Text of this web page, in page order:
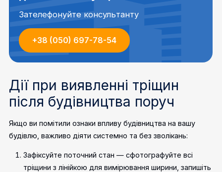
Зателефонуйте консультанту
+38 (050) 697-78-54
Дії при виявленні тріщин
після будівництва поруч
Якщо ви помітили ознаки впливу будівництва на вашу
будівлю, важливо діяти системно та без зволікань:
Зафіксуйте поточний стан — сфотографуйте всі
тріщини з лінійкою для вимірювання ширини, запишіть